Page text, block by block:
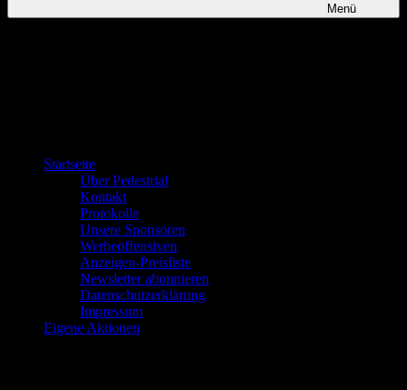
Menü
Startseite
Über Pedestrial
Kontakt
Protokolle
Unsere Sponsoren
Werbeoffensiven
Anzeigen-Preisliste
Newsletter abonnieren
Datenschutzerklärung
Impressum
Eigene Aktionen